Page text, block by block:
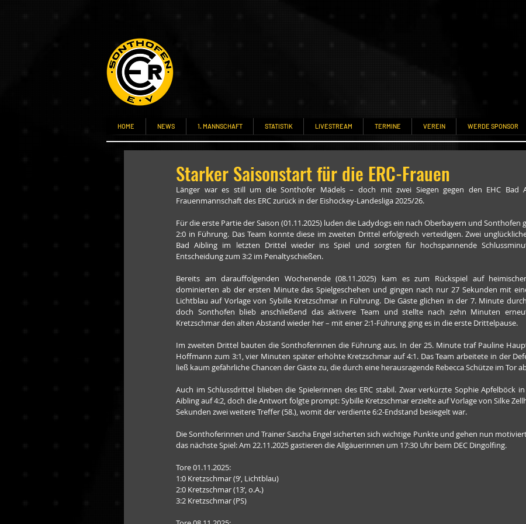
HOME NEWS 1. MANNSCHAFT STATISTIK LIVESTREAM TERMINE VEREIN WERDE SPONSOR
Starker Saisonstart für die ERC-Frauen
Länger war es still um die Sonthofer Mädels – doch mit zwei Siegen gegen den EHC Bad
Frauenmannschaft des ERC zurück in der Eishockey-Landesliga 2025/26.
Für die erste Partie der Saison (01.11.2025) luden die Ladydogs ein nach Oberbayern und
2:0 in Führung. Das Team konnte diese im zweiten Drittel erfolgreich verteidigen. Zwei
Bad Aibling im letzten Drittel wieder ins Spiel und sorgten für hochspannende
Entscheidung zum 3:2 im Penaltyschießen.
Bereits am darauffolgenden Wochenende (08.11.2025) kam es zum Rückspiel auf
dominierten ab der ersten Minute das Spielgeschehen und gingen nach nur 27 Sekunden mit
Lichtblau auf Vorlage von Sybille Kretzschmar in Führung. Die Gäste glichen in der 7. Minute
doch Sonthofen blieb anschließend das aktivere Team und stellte nach zehn Minuten
Kretzschmar den alten Abstand wieder her – mit einer 2:1-Führung ging es in die erste Drittelpause.
Im zweiten Drittel bauten die Sonthoferinnen die Führung aus. In der 25. Minute traf Pauline
Hoffmann zum 3:1, vier Minuten später erhöhte Kretzschmar auf 4:1. Das Team arbeitete in der
ließ kaum gefährliche Chancen der Gäste zu, die durch eine herausragende Rebecca Schütze im Tor
Auch im Schlussdrittel blieben die Spielerinnen des ERC stabil. Zwar verkürzte Sophie Apfelböck
Aibling auf 4:2, doch die Antwort folgte prompt: Sybille Kretzschmar erzielte auf Vorlage von Silke
Sekunden zwei weitere Treffer (58.), womit der verdiente 6:2-Endstand besiegelt war.
Die Sonthoferinnen und Trainer Sascha Engel sicherten sich wichtige Punkte und gehen nun
das nächste Spiel: Am 22.11.2025 gastieren die Allgäuerinnen um 17:30 Uhr beim DEC Dingolfing.
Tore 01.11.2025:
1:0 Kretzschmar (9‘, Lichtblau)
2:0 Kretzschmar (13‘, o.A.)
3:2 Kretzschmar (PS)